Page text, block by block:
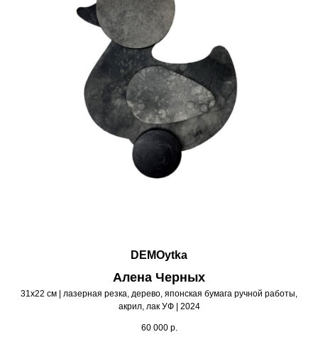
DEMOytka
Алена Черных
31х22 см | лазерная резка, дерево, японская бумага ручной работы,
акрил, лак УФ | 2024
60 000 р.